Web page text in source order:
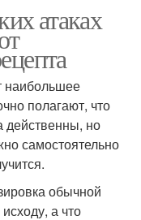
атаках
наибольшее
полагают, что
действенны, но
самостоятельно
обычной
а что